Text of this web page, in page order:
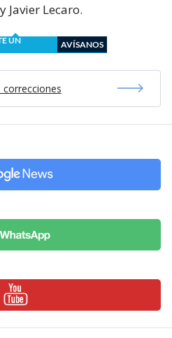
Javier Lecaro.
UN
AVÍSANOS
correcciones